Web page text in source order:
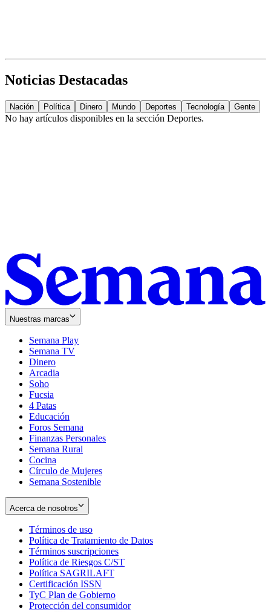
Noticias Destacadas
Nación Política Dinero Mundo Deportes Tecnología Gente
No hay artículos disponibles en la sección Deportes.
Nuestras marcas
Semana Play
Semana TV
Dinero
Arcadia
Soho
in
new
window
Fucsia
in
new
window
4 Patas
Educación
Foros Semana
Finanzas Personales
Semana Rural
Cocina
Círculo de Mujeres
Semana Sostenible
Acerca de nosotros
Términos de uso
in
new
window
Política de Tratamiento de Datos
Términos suscripciones
in
Política de Riesgos C/ST
Política SAGRILAFT
new
window
Certificación ISSN
in
new
TyC Plan de Gobierno
in
Protección del consumidorOpens